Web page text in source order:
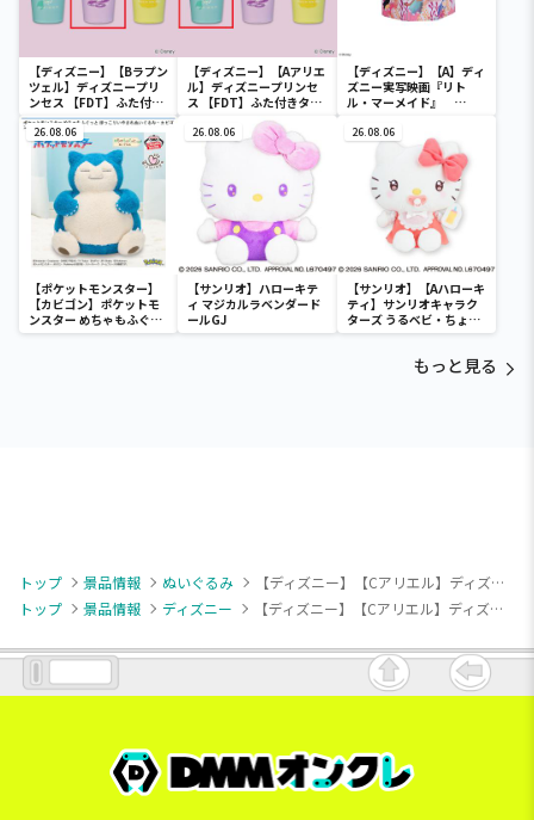
【ディズニー】【Bラプン
ツェル】ディズニープリ
ンセス 【FDT】ふた付き
タンブラー
【ディズニー】【Aアリエ
ル】ディズニープリンセ
ス 【FDT】ふた付きタン
【ディズニー】【A】ディ
ズニー実写映画『リト
ル・マーメイド』
チェアー
26.08.06
【ポケットモンスター】
【カビゴン】ポケットモ
ンスター めちゃもふぐっ
と ほっこりいやされぬい
26.08.06
【サンリオ】ハローキテ
ィ マジカルラベンダード
ールGJ
26.08.06
【サンリオ】【Aハローキ
ティ】サンリオキャラク
ターズ うるベビ・ちょい
デカドール
もっと見る
トップ 景品情報 ぬいぐるみ
【ディズニー】【Cアリエル】ディズニープリンセス Dolly Clasica ぬいぐるみVol.2（EX）
トップ
景品情報 ディズニー 【ディズニー】【Cアリエル】ディズニープリンセス Dolly Clasica ぬいぐるみVol.2（EX）